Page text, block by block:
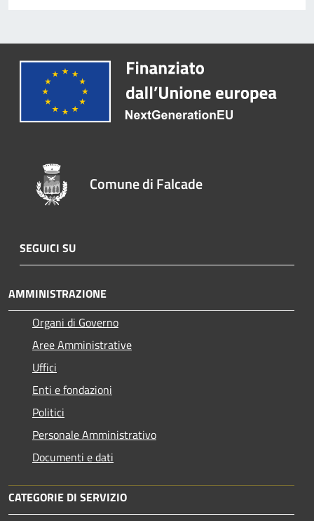
Comune di Falcade
SEGUICI SU
AMMINISTRAZIONE
Organi di Governo
Aree Amministrative
Uffici
Enti e fondazioni
Politici
Personale Amministrativo
Documenti e dati
CATEGORIE DI SERVIZIO